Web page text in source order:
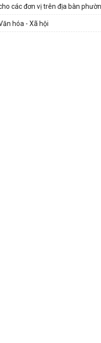
các đơn vị trên địa bàn
hóa - Xã hội